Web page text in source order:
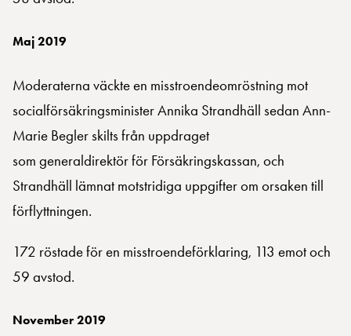
Maj 2019
Moderaterna väckte en misstroendeomröstning mot
socialförsäkringsminister Annika Strandhäll sedan Ann-
Marie Begler skilts från uppdraget
som generaldirektör för Försäkringskassan, och
Strandhäll lämnat motstridiga uppgifter om orsaken till
förflyttningen.
172 röstade för en misstroendeförklaring, 113 emot och
59 avstod.
November 2019